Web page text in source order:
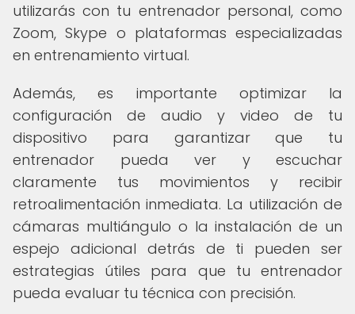
utilizarás con tu entrenador personal, como
Zoom, Skype o plataformas especializadas
en entrenamiento virtual.
Además, es importante optimizar la
configuración de audio y video de tu
dispositivo para garantizar que tu
entrenador pueda ver y escuchar
claramente tus movimientos y recibir
retroalimentación inmediata. La utilización de
cámaras multiángulo o la instalación de un
espejo adicional detrás de ti pueden ser
estrategias útiles para que tu entrenador
pueda evaluar tu técnica con precisión.